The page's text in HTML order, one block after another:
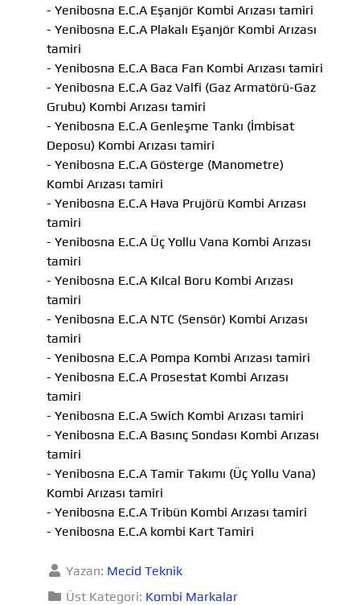
- Yenibosna E.C.A Eşanjör Kombi Arızası tamiri
- Yenibosna E.C.A Plakalı Eşanjör Kombi Arızası
tamiri
- Yenibosna E.C.A Baca Fan Kombi Arızası tamiri
- Yenibosna E.C.A Gaz Valfi (Gaz Armatörü-Gaz
Grubu) Kombi Arızası tamiri
- Yenibosna E.C.A Genleşme Tankı (İmbisat
Deposu) Kombi Arızası tamiri
- Yenibosna E.C.A Gösterge (Manometre)
Kombi Arızası tamiri
- Yenibosna E.C.A Hava Prujörü Kombi Arızası
tamiri
- Yenibosna E.C.A Üç Yollu Vana Kombi Arızası
tamiri
- Yenibosna E.C.A Kılcal Boru Kombi Arızası
tamiri
- Yenibosna E.C.A NTC (Sensör) Kombi Arızası
tamiri
- Yenibosna E.C.A Pompa Kombi Arızası tamiri
- Yenibosna E.C.A Prosestat Kombi Arızası
tamiri
- Yenibosna E.C.A Swich Kombi Arızası tamiri
- Yenibosna E.C.A Basınç Sondası Kombi Arızası
tamiri
- Yenibosna E.C.A Tamir Takımı (Üç Yollu Vana)
Kombi Arızası tamiri
- Yenibosna E.C.A Tribün Kombi Arızası tamiri
- Yenibosna E.C.A kombi Kart Tamiri
Yazan: Mecid Teknik
Üst Kategori: Kombi Markalar